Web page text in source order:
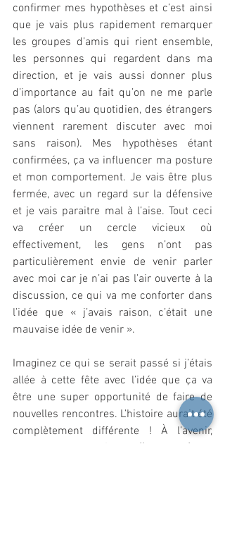
confirmer mes hypothèses et c’est ainsi
que je vais plus rapidement remarquer
les groupes d’amis qui rient ensemble,
les personnes qui regardent dans ma
direction, et je vais aussi donner plus
d’importance au fait qu’on ne me parle
pas (alors qu’au quotidien, des étrangers
viennent rarement discuter avec moi
sans raison). Mes hypothèses étant
confirmées, ça va influencer ma posture
et mon comportement. Je vais être plus
fermée, avec un regard sur la défensive
et je vais paraitre mal à l’aise. Tout ceci
va créer un cercle vicieux où
effectivement, les gens n’ont pas
particulièrement envie de venir parler
avec moi car je n’ai pas l’air ouverte à la
discussion, ce qui va me conforter dans
l’idée que « j’avais raison, c’était une
mauvaise idée de venir ».
Imaginez ce qui se serait passé si j’étais
allée à cette fête avec l’idée que ça va
être une super opportunité de faire de
nouvelles rencontres. L’histoire aurait été
complètement différente ! À l’avenir,